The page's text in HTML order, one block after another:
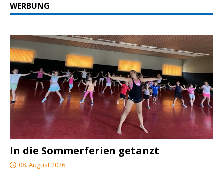
WERBUNG
In die Sommerferien getanzt
08. August 2026